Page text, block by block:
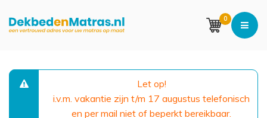
0
Let op!
i.v.m. vakantie zijn t/m 17 augustus telefonisch
en per mail niet of beperkt bereikbaar.